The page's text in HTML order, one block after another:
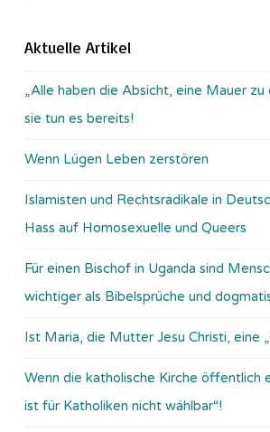
Aktuelle Artikel
„Alle haben die Absicht, eine Mauer zu
sie tun es bereits!
Wenn Lügen Leben zerstören
Islamisten und Rechtsradikale in
Hass auf Homosexuelle und Queers
Für einen Bischof in Uganda sind
wichtiger als Bibelsprüche und
Ist Maria, die Mutter Jesu Christi, eine
Wenn die katholische Kirche öffentlich
ist für Katholiken nicht wählbar“!